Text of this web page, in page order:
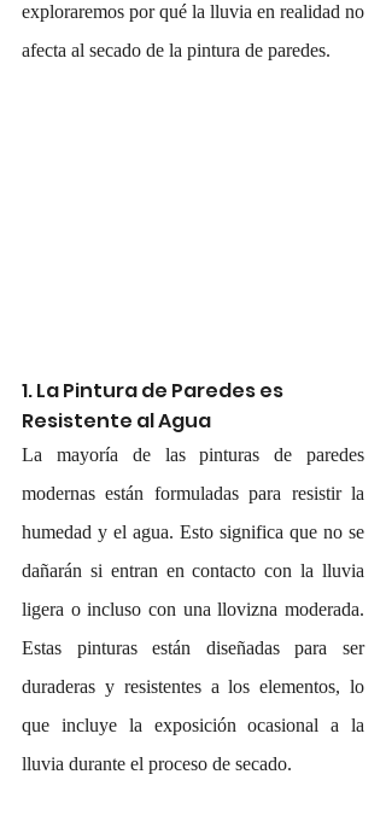
exploraremos por qué la lluvia en realidad no
afecta al secado de la pintura de paredes.
1. La Pintura de Paredes es
Resistente al Agua
La mayoría de las pinturas de paredes
modernas están formuladas para resistir la
humedad y el agua. Esto significa que no se
dañarán si entran en contacto con la lluvia
ligera o incluso con una llovizna moderada.
Estas pinturas están diseñadas para ser
duraderas y resistentes a los elementos, lo
que incluye la exposición ocasional a la
lluvia durante el proceso de secado.